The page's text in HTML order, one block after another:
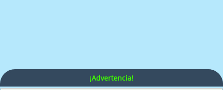
¡Advertencia!